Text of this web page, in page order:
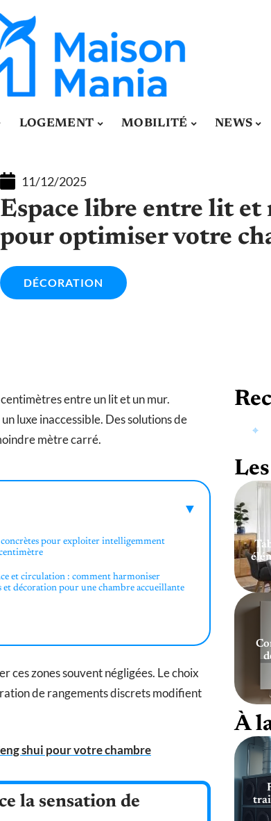
LOGEMENT MOBILITÉ NEWS
11/12/2025
Espace libre entre lit et
pour optimiser votre
DÉCORATION
entre un lit et un mur.
luxe inaccessible. Des solutions de
mètre carré.
concrètes pour exploiter intelligemment
et circulation : comment harmoniser
et décoration pour une chambre accueillante
zones souvent négligées. Le choix
de rangements discrets modifient
shui pour votre chambre
la sensation de
À